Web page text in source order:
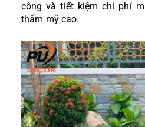
công và tiết kiệm chi phí
thẩm mỹ cao.